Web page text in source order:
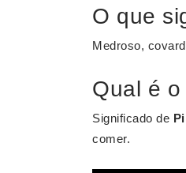
O que
Medroso,
Qual é
Significado de
comer.